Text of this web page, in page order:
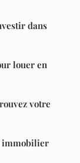
dans
louer en
votre
immobilier